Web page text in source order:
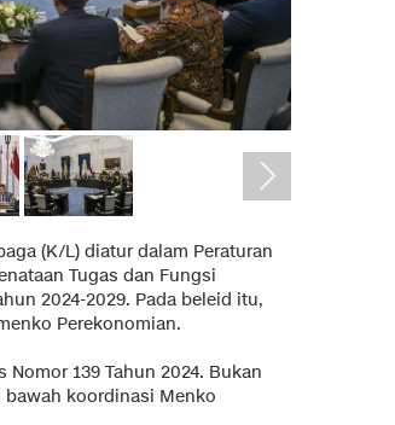
(K/L) diatur dalam Peraturan
Tugas dan Fungsi
2024-2029. Pada beleid itu,
Perekonomian.
139 Tahun 2024. Bukan
bawah koordinasi Menko